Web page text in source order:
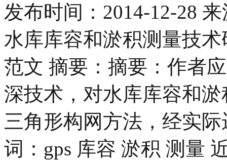
发布时间： 2014-12-28 来
水库库容和淤积测量技
范文 摘要：摘要：作者
深技术，对水库库容和
三角形构网方法，经实
词：gps 库容 淤积 测量